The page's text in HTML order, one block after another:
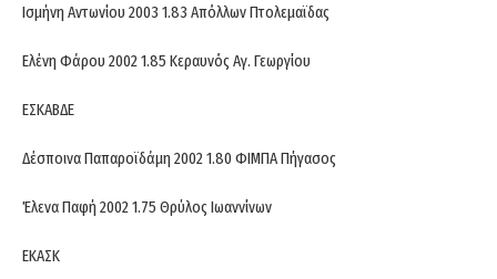
Ισμήνη Αντωνίου 2003 1.83 Απόλλων Πτολεμαϊδας
Ελένη Φάρου 2002 1.85 Κεραυνός Αγ. Γεωργίου
ΕΣΚΑΒΔΕ
Δέσποινα Παπαροϊδάμη 2002 1.80 ΦΙΜΠΑ Πήγασος
Έλενα Παφή 2002 1.75 Θρύλος Ιωαννίνων
ΕΚΑΣΚ